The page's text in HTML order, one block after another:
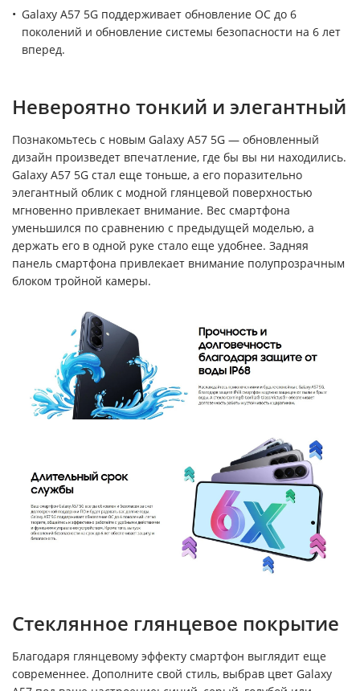
Galaxy A57 5G поддерживает обновление ОС до 6
поколений и обновление системы безопасности на 6 лет
вперед.
Невероятно тонкий и элегантный
Познакомьтесь с новым Galaxy A57 5G — обновленный
дизайн произведет впечатление, где бы вы ни находились.
Galaxy A57 5G стал еще тоньше, а его поразительно
элегантный облик с модной глянцевой поверхностью
мгновенно привлекает внимание. Вес смартфона
уменьшился по сравнению с предыдущей моделью, а
держать его в одной руке стало еще удобнее. Задняя
панель смартфона привлекает внимание полупрозрачным
блоком тройной камеры.
Стеклянное глянцевое покрытие
Благодаря глянцевому эффекту смартфон выглядит еще
современнее. Дополните свой стиль, выбрав цвет Galaxy